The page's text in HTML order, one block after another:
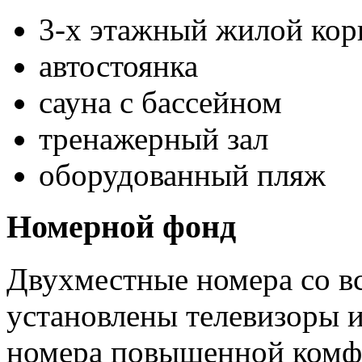
3-х этажный жилой
автостоянка
сауна с бассейном
тренажерный зал
оборудованный пляж
Номерной фонд
Двухместные номера со
установлены
номера повышенной